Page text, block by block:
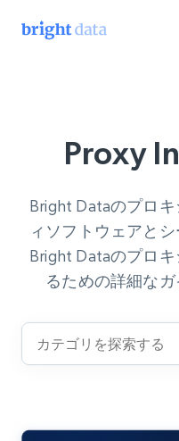
Proxy
Bright Dataのプロ
ィソフトウェアと
Bright Dataのプロ
るための詳細なガ